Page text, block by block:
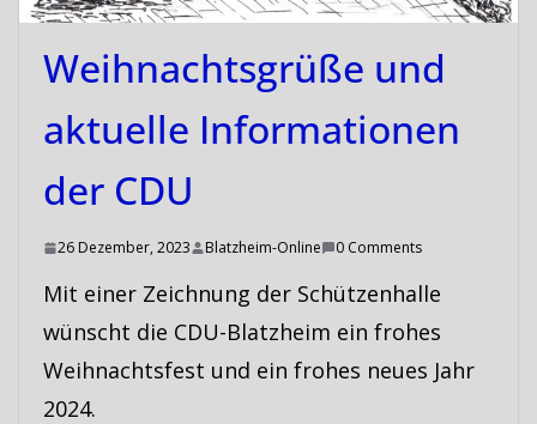
Weihnachtsgrüße und
aktuelle Informationen
der CDU
26 Dezember, 2023 Blatzheim-Online 0 Comments
Mit einer Zeichnung der Schützenhalle
wünscht die CDU-Blatzheim ein frohes
Weihnachtsfest und ein frohes neues Jahr
2024.